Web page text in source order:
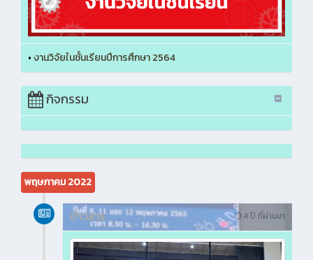
•งานวิจัยในชั้นเรียนปีการศึกษา 2564
กิจกรรม
พฤษภาคม 2022
4 ปี ที่ผ่านมา
ข่าวสาร